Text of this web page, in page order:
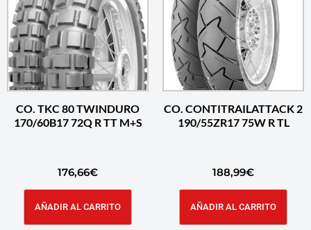
CO. TKC 80 TWINDURO
170/60B17 72Q R TT M+S
176,66€
AÑADIR AL CARRITO
CO. CONTITRAILATTACK 2
190/55ZR17 75W R TL
188,99€
AÑADIR AL CARRITO